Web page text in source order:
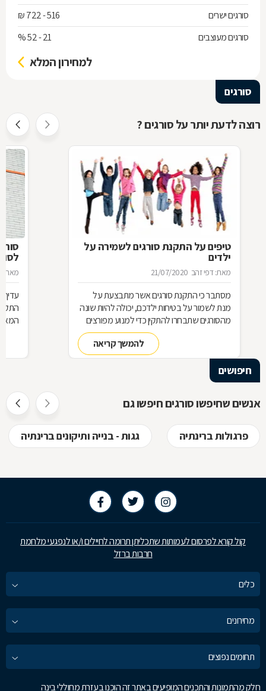
סורגים ישרים
516 - 722 ₪
סורגים מעוצבים
21 - 52 %
למחירון המלא
סורגים
רוצה לדעת יותר על סורגים ?
טיפים על התקנת סורגים לשמירה על
ילדים
מאת: דפי זהב 21/07/2020
מסתבר כי התקנת סורגים אשר מתבצעת על
מנת לשמור על בטיחות ילדכם, יכולה להיות שונה
מהסורגים שתבחרו להתקין כדי למנוע מפורצים
להיכנס לביתכם. אילו סורגים מתאימים לשמירה
על בטיחות ילדכם? מדוע חשוב להקפיד על
סורגים מגולוונים? כיצד ניתן למנוע היווצרות חלודה
על הסורגים? כל הטיפים לפניכם
להמשך קריאה
מאת:
חיפושים
אנשים שחיפשו סורגים חיפשו גם
פרגולות ברינתיה גגות - בנייה ותיקונים ברינתיה
קול קורא לפרסום לעמותות שתכליתן תרומה לחיילים ו/או לנפגעי מלחמת
חרבות ברזל
כלים
מחירונים
תחומים נפוצים
חלק מהתמונות והתכנים המופיעים באתר זה הוכנו בעזרת מחוללי בינה